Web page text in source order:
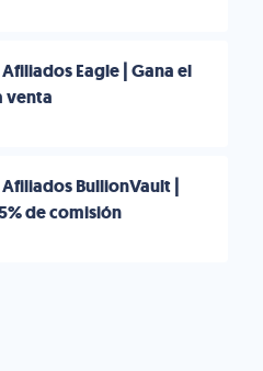
Eagle | Gana el
venta
BullionVault |
de comisión